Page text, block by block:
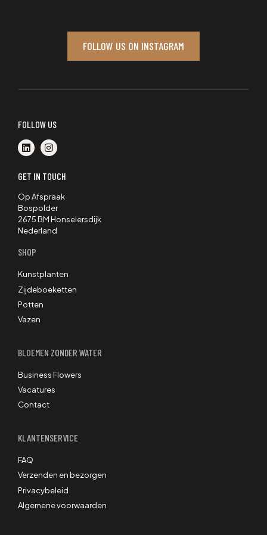
FOLLOW US ON INSTAGRAM
FOLLOW US
GET IN TOUCH
Op Afspraak
Bospolder
2675 BM Honselersdijk
Nederland
SHOP
Kunstplanten
Zijdeboeketten
Potten
Vazen
BLOEMEN ZONDER WATER
Business Flowers
Vacatures
Contact
KLANTENSERVICE
FAQ
Verzenden en bezorgen
Privacybeleid
Algemene voorwaarden